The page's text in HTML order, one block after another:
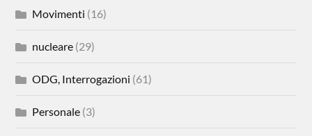
Movimenti (16)
nucleare (29)
ODG, Interrogazioni (61)
Personale (3)